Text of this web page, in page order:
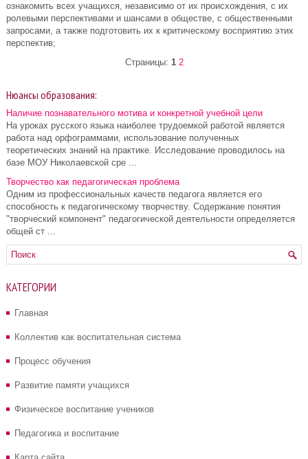
ознакомить всех учащихся, независимо от их происхождения, с их
ролевыми перспективами и шансами в обществе, с общественными
запросами, а также подготовить их к критическому восприятию этих
перспектив;
Страницы: 1 2
Нюансы образования:
Наличие познавательного мотива и конкретной учебной цели
На уроках русского языка наиболее трудоемкой работой является
работа над орфограммами, использование полученных
теоретических знаний на практике. Исследование проводилось на
базе МОУ Николаевской сре ...
Творчество как педагогическая проблема
Одним из профессиональных качеств педагога является его
способность к педагогическому творчеству. Содержание понятия
"творческий компонент" педагогической деятельности определяется
общей ст ...
КАТЕГОРИИ
Главная
Коллектив как воспитательная система
Процесс обучения
Развитие памяти учащихся
Физическое воспитание учеников
Педагогика и воспитание